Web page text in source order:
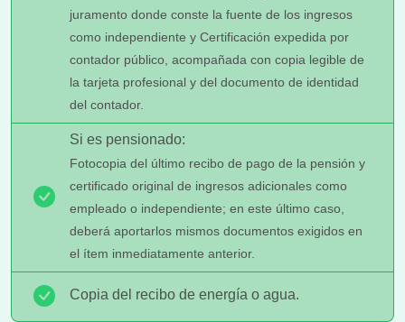
juramento donde conste la fuente de los ingresos
como independiente y Certificación expedida por
contador público, acompañada con copia legible de
la tarjeta profesional y del documento de identidad
del contador.
Si es pensionado:
Fotocopia del último recibo de pago de la pensión y
certificado original de ingresos adicionales como
empleado o independiente; en este último caso,
deberá aportarlos mismos documentos exigidos en
el ítem inmediatamente anterior.
Copia del recibo de energía o agua.